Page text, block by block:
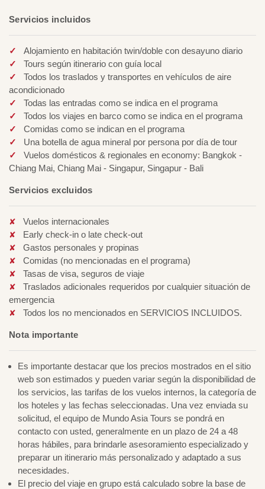
Servicios incluidos
Alojamiento en habitación twin/doble con desayuno diario
Tours según itinerario con guía local
Todos los traslados y transportes en vehículos de aire
acondicionado
Todas las entradas como se indica en el programa
Todos los viajes en barco como se indica en el programa
Comidas como se indican en el programa
Una botella de agua mineral por persona por día de tour
Vuelos domésticos & regionales en economy: Bangkok -
Chiang Mai, Chiang Mai - Singapur, Singapur - Bali
Servicios excluidos
Vuelos internacionales
Early check-in o late check-out
Gastos personales y propinas
Comidas (no mencionadas en el programa)
Tasas de visa, seguros de viaje
Traslados adicionales requeridos por cualquier situación de
emergencia
Todos los no mencionados en SERVICIOS INCLUIDOS.
Nota importante
Es importante destacar que los precios mostrados en el sitio
web son estimados y pueden variar según la disponibilidad de
los servicios, las tarifas de los vuelos internos, la categoría de
los hoteles y las fechas seleccionadas. Una vez enviada su
solicitud, el equipo de Mundo Asia Tours se pondrá en
contacto con usted, generalmente en un plazo de 24 a 48
horas hábiles, para brindarle asesoramiento especializado y
preparar un itinerario más personalizado y adaptado a sus
necesidades.
El precio del viaje en grupo está calculado sobre la base de